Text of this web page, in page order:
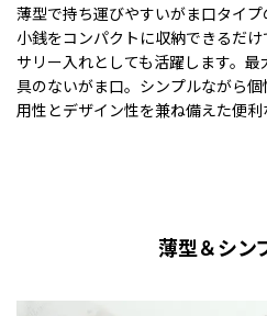
薄型で持ち運びやすいがま口タイ
小銭をコンパクトに収納できるだ
サリー入れとしても活躍します。
具のないがま口。シンプルながら
用性とデザイン性を兼ね備えた便利
薄型＆シン